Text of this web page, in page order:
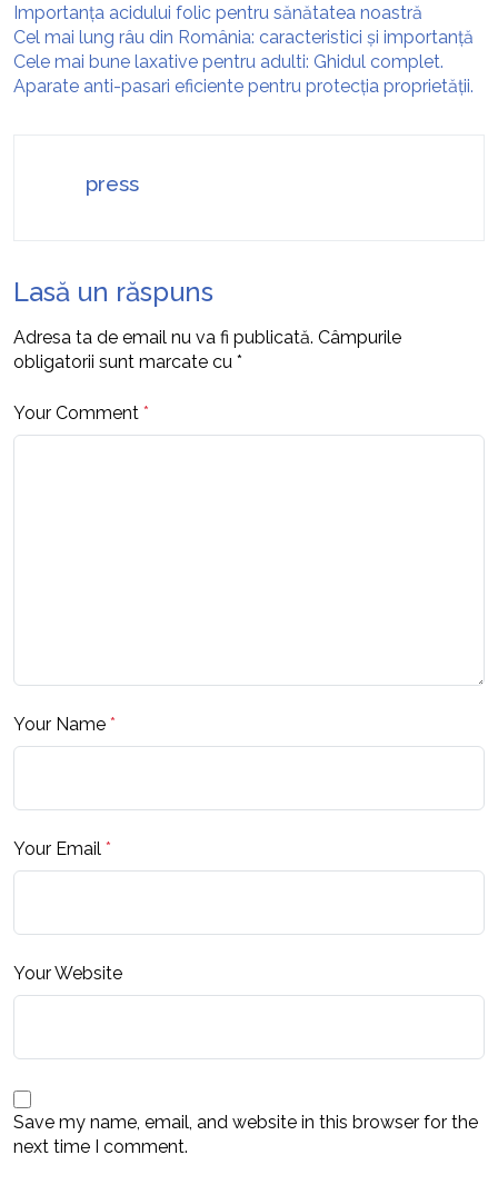
Importanța acidului folic pentru sănătatea noastră
Cel mai lung râu din România: caracteristici și importanță
Cele mai bune laxative pentru adulti: Ghidul complet.
Aparate anti-pasari eficiente pentru protecția proprietății.
press
Lasă un răspuns
Adresa ta de email nu va fi publicată. Câmpurile
obligatorii sunt marcate cu *
Your Comment *
Your Name *
Your Email *
Your Website
Save my name, email, and website in this browser for the
next time I comment.